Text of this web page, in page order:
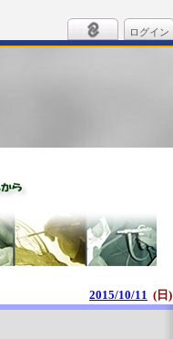
ログイン
2015/10/11 (日)